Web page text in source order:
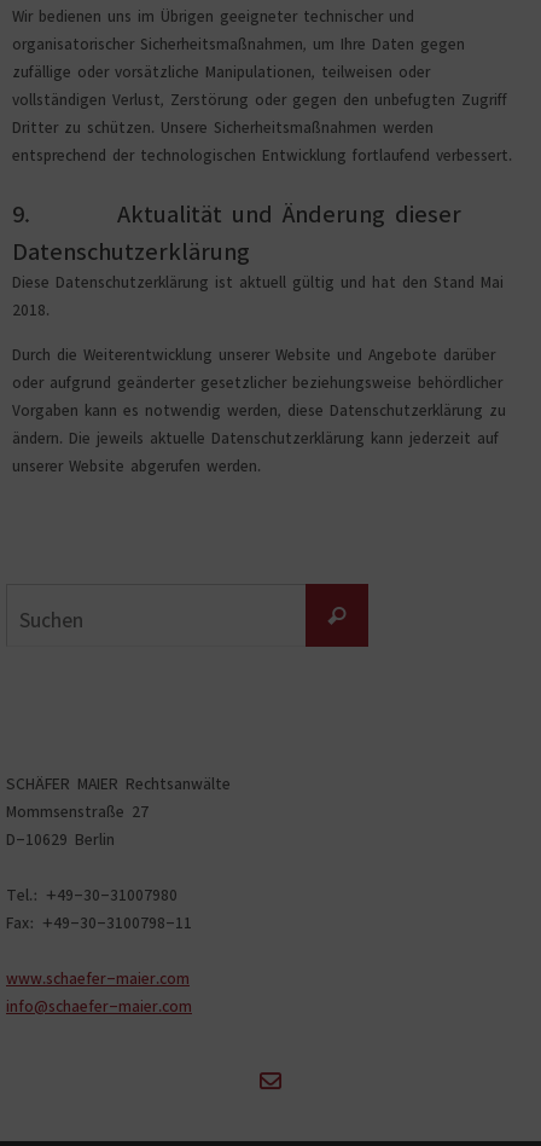
Wir bedienen uns im Übrigen geeigneter technischer und
organisatorischer Sicherheitsmaßnahmen, um Ihre Daten gegen
zufällige oder vorsätzliche Manipulationen, teilweisen oder
vollständigen Verlust, Zerstörung oder gegen den unbefugten Zugriff
Dritter zu schützen. Unsere Sicherheitsmaßnahmen werden
entsprechend der technologischen Entwicklung fortlaufend verbessert.
9. Aktualität und Änderung dieser
Datenschutzerklärung
Diese Datenschutzerklärung ist aktuell gültig und hat den Stand Mai
2018.
Durch die Weiterentwicklung unserer Website und Angebote darüber
oder aufgrund geänderter gesetzlicher beziehungsweise behördlicher
Vorgaben kann es notwendig werden, diese Datenschutzerklärung zu
ändern. Die jeweils aktuelle Datenschutzerklärung kann jederzeit auf
unserer Website abgerufen werden.
Suchen
SCHÄFER MAIER Rechtsanwälte
Mommsenstraße 27
D-10629 Berlin
Tel.: +49-30-31007980
Fax: +49-30-3100798-11
www.schaefer-maier.com
info@schaefer-maier.com